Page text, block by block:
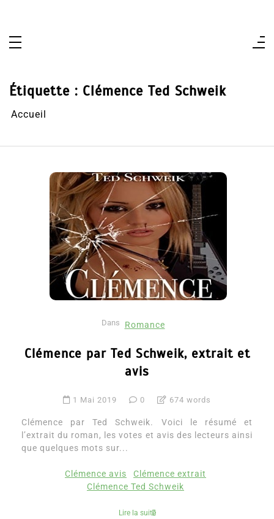
Étiquette : Clémence Ted Schweik
Accueil
Dans Romance
Clémence par Ted Schweik, extrait et
avis
1 Mai 2019 0 674 words
Clémence par Ted Schweik. Voici le résumé et
l’extrait du roman, les votes et avis des lecteurs ainsi
que quelques mots sur...
Clémence avis
Clémence extrait
Clémence Ted Schweik
Lire la suite